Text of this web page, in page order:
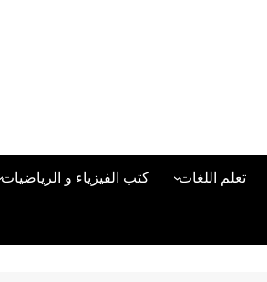
تعلم اللغات
تعلم اللغة التركية
كتب الفيزياء و الرياضيات
كتب لغات البرمجة